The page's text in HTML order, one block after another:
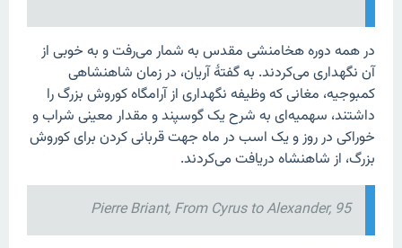
در همه دوره هخامنشی مقدس به شمار می‌رفت و به خوبی از
آن نگهداری می‌کردند. به گفتهٔ آریان، در زمان شاهنشاهی
کمبوجیه، مغانی که وظیفه نگهداری از آرامگاه کوروش بزرگ را
داشتند، سهمیه‌ای به شرح یک گوسپند و مقدار معینی شراب و
خوراکی در روز و یک اسب در ماه جهت قربانی کردن برای کوروش
بزرگ، از شاهنشاه دریافت می‌کردند.
Pierre Briant, From Cyrus to Alexander, 95